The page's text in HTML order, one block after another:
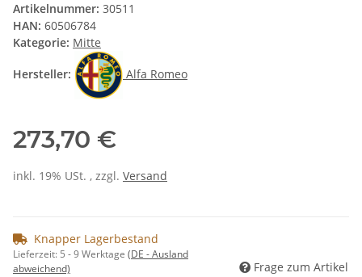
Artikelnummer: 30511
HAN: 60506784
Kategorie: Mitte
Hersteller: Alfa Romeo
273,70 €
inkl. 19% USt. , zzgl. Versand
Knapper Lagerbestand
Lieferzeit: 5 - 9 Werktage (DE - Ausland
abweichend)
Frage zum Artikel